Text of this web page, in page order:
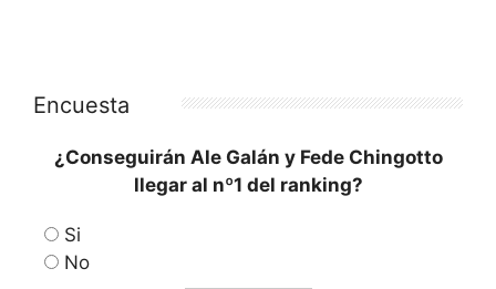
Encuesta
¿Conseguirán Ale Galán y Fede Chingotto
llegar al nº1 del ranking?
Si
No